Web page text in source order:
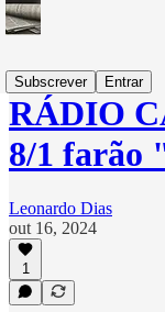
Subscrever
Entrar
RÁDIO
8/1 farão
Leonardo Dias
out 16, 2024
1